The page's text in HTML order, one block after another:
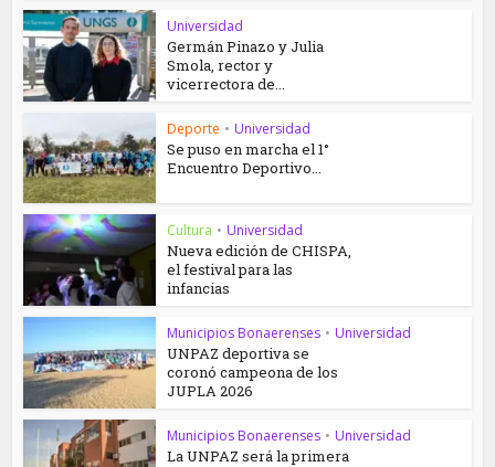
Universidad
Germán Pinazo y Julia
Smola, rector y
vicerrectora de...
Deporte • Universidad
Se puso en marcha el 1°
Encuentro Deportivo...
Cultura • Universidad
Nueva edición de CHISPA,
el festival para las
infancias
Municipios Bonaerenses • Universidad
UNPAZ deportiva se
coronó campeona de los
JUPLA 2026
Municipios Bonaerenses • Universidad
La UNPAZ será la primera